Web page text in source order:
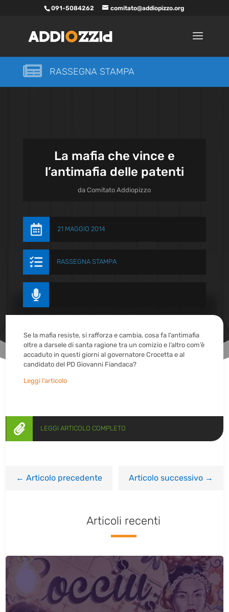
091-5084262 comitato@addiopizzo.org
 RASSEGNA STAMPA
La mafia che vince e
l’antimafia delle patenti
daComitato Addiopizzo
 21 MAGGIO 2014
 RASSEGNA STAMPA

Se la mafia resiste, si rafforza e cambia, cosa fa l’antimafia
oltre a darsele di santa ragione tra un comizio e l’altro com’è
accaduto in questi giorni al governatore Crocetta e al
candidato del PD Giovanni Fiandaca?
Leggi l’articolo
 LEGGI ARTICOLO COMPLETO
←Articolo precedente Articolo successivo→
Articoli recenti